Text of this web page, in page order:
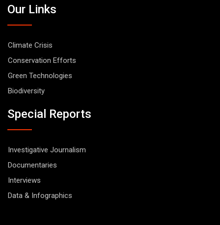
Our Links
Climate Crisis
Conservation Efforts
Green Technologies
Biodiversity
Special Reports
Investigative Journalism
Documentaries
Interviews
Data & Infographics